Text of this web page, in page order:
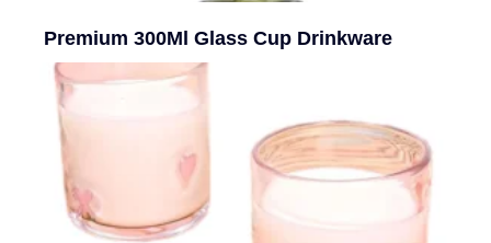
Premium 300Ml Glass Cup Drinkware